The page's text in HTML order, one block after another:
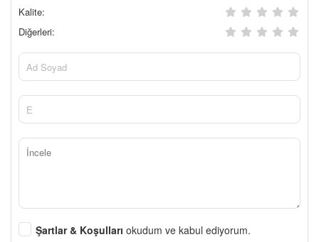
Kalite:
Diğerleri:
Şartlar & Koşulları okudum ve kabul ediyorum.